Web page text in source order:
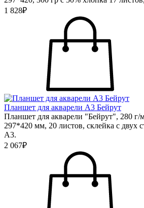
1 828₽
Планшет для акварели А3 Бейрут
Планшет для акварели "Бейрут", 280 г/
297*420 мм, 20 листов, склейка с двух
А3.
2 067₽